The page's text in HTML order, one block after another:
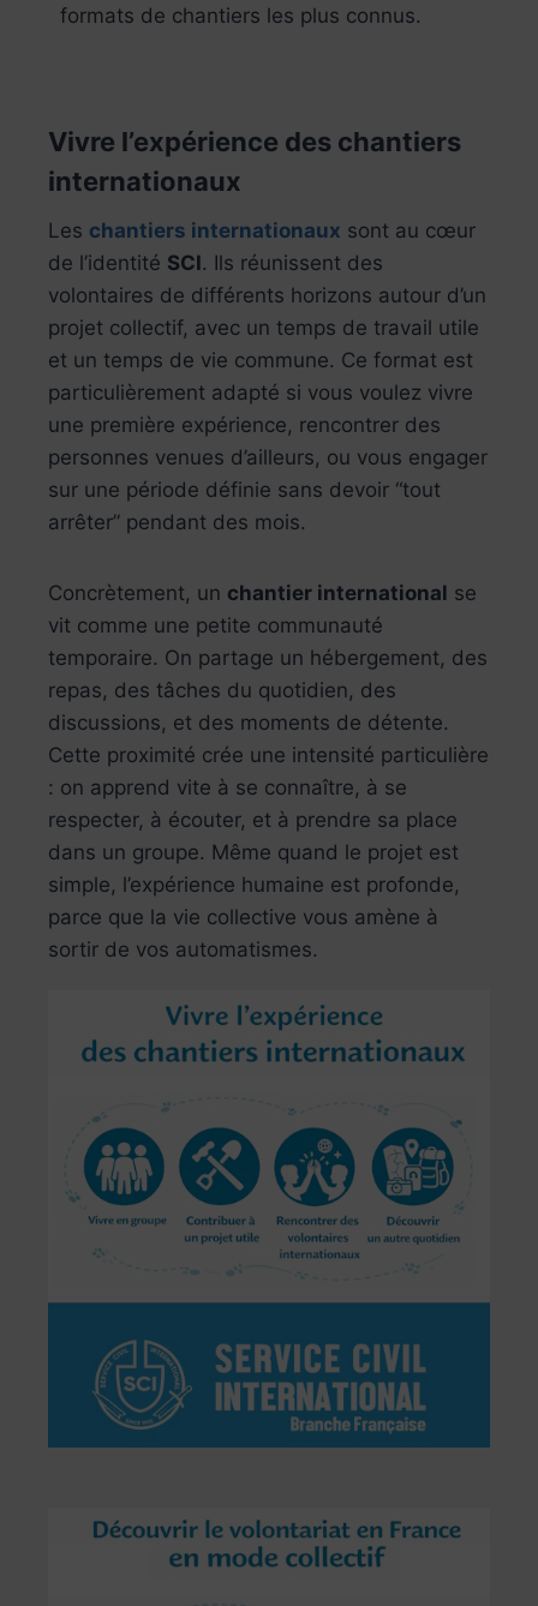
formats de chantiers les plus connus.
Vivre l’expérience des chantiers
internationaux
Les chantiers internationaux sont au cœur
de l’identité SCI. Ils réunissent des
volontaires de différents horizons autour d’un
projet collectif, avec un temps de travail utile
et un temps de vie commune. Ce format est
particulièrement adapté si vous voulez vivre
une première expérience, rencontrer des
personnes venues d’ailleurs, ou vous engager
sur une période définie sans devoir “tout
arrêter” pendant des mois.
Concrètement, un chantier international se
vit comme une petite communauté
temporaire. On partage un hébergement, des
repas, des tâches du quotidien, des
discussions, et des moments de détente.
Cette proximité crée une intensité particulière
: on apprend vite à se connaître, à se
respecter, à écouter, et à prendre sa place
dans un groupe. Même quand le projet est
simple, l’expérience humaine est profonde,
parce que la vie collective vous amène à
sortir de vos automatismes.